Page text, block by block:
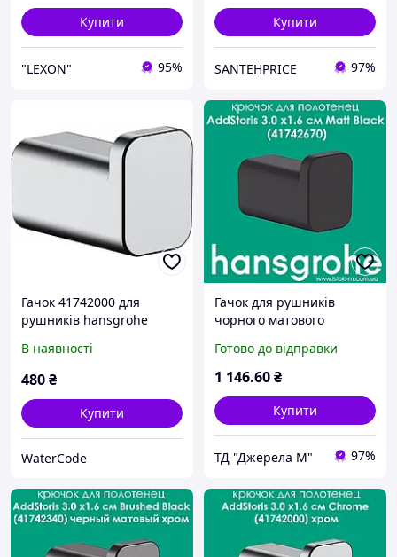
Купити
"LEXON" 95%
Купити
SANTEHPRICE 97%
Гачок 41742000 для
рушників hansgrohe
В наявності
480₴
Купити
WaterCode
Гачок для рушників
чорного матового
AddStoris Matt Black
(41742670)
Готово до відправки
1 146.60₴
Купити
ТД "Джерела М" 97%